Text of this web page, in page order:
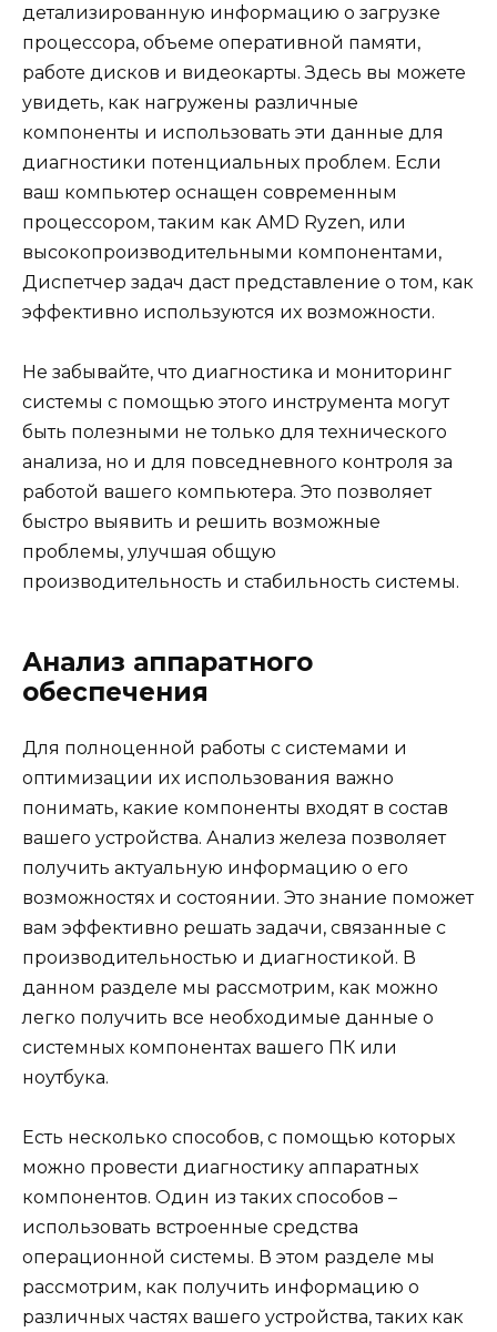
детализированную информацию о загрузке
процессора, объеме оперативной памяти,
работе дисков и видеокарты. Здесь вы можете
увидеть, как нагружены различные
компоненты и использовать эти данные для
диагностики потенциальных проблем. Если
ваш компьютер оснащен современным
процессором, таким как AMD Ryzen, или
высокопроизводительными компонентами,
Диспетчер задач даст представление о том, как
эффективно используются их возможности.
Не забывайте, что диагностика и мониторинг
системы с помощью этого инструмента могут
быть полезными не только для технического
анализа, но и для повседневного контроля за
работой вашего компьютера. Это позволяет
быстро выявить и решить возможные
проблемы, улучшая общую
производительность и стабильность системы.
Анализ аппаратного
обеспечения
Для полноценной работы с системами и
оптимизации их использования важно
понимать, какие компоненты входят в состав
вашего устройства. Анализ железа позволяет
получить актуальную информацию о его
возможностях и состоянии. Это знание поможет
вам эффективно решать задачи, связанные с
производительностью и диагностикой. В
данном разделе мы рассмотрим, как можно
легко получить все необходимые данные о
системных компонентах вашего ПК или
ноутбука.
Есть несколько способов, с помощью которых
можно провести диагностику аппаратных
компонентов. Один из таких способов –
использовать встроенные средства
операционной системы. В этом разделе мы
рассмотрим, как получить информацию о
различных частях вашего устройства, таких как